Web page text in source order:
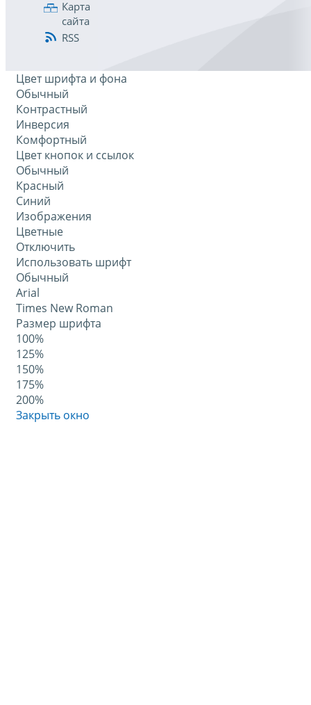
Карта
сайта
RSS
Цвет шрифта и фона
Обычный
Контрастный
Инверсия
Комфортный
Цвет кнопок и ссылок
Обычный
Красный
Синий
Изображения
Цветные
Отключить
Использовать шрифт
Обычный
Arial
Times New Roman
Размер шрифта
100%
125%
150%
175%
200%
Закрыть окно